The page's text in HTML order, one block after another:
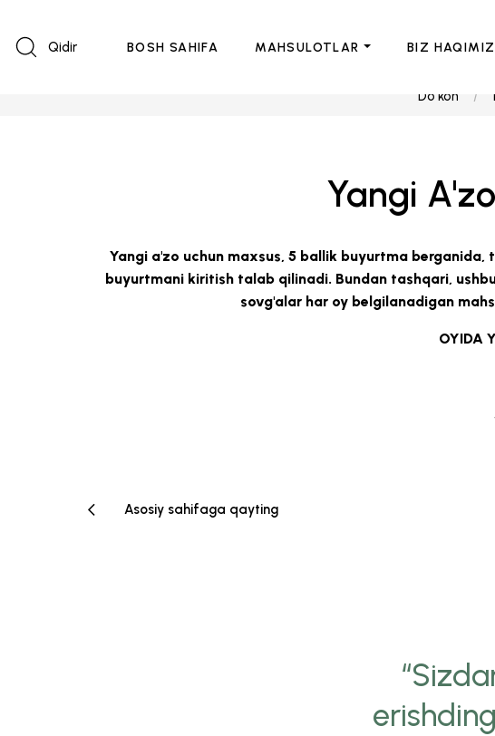
Qidir BOSH SAHIFA MAHSULOTLAR BIZ
Do'kon
Yangi
Yangi a'zo uchun maxsus, 5 ballik buyurtma
buyurtmani kiritish talab qilinadi. Bundan tashqari,
sovg'alar har oy belgilanadigan
OYIDA
Asosiy sahifaga qayting